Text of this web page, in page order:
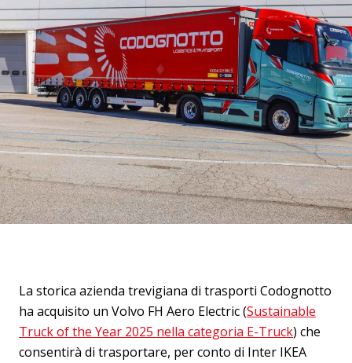
La storica azienda trevigiana di trasporti Codognotto
ha acquisito un Volvo FH Aero Electric (Sustainable
Truck of the Year 2025 nella categoria E-Truck) che
consentirà di trasportare, per conto di Inter IKEA